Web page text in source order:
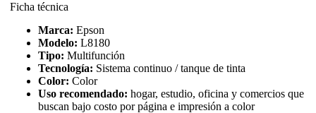
Ficha técnica
Marca: Epson
Modelo: L8180
Tipo: Multifunción
Tecnología: Sistema continuo / tanque de tinta
Color: Color
Uso recomendado: hogar, estudio, oficina y comercios que
buscan bajo costo por página e impresión a color